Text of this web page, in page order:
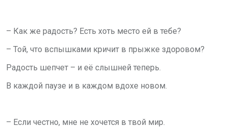
– Как же радость? Есть хоть место ей в тебе?
– Той, что вспышками кричит в прыжке здоровом?
Радость шепчет – и её слышней теперь.
В каждой паузе и в каждом вдохе новом.
– Если честно, мне не хочется в твой мир.